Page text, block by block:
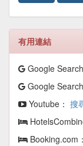
有用連結
Google Search
Google
Youtube： 搜
Booking.com：